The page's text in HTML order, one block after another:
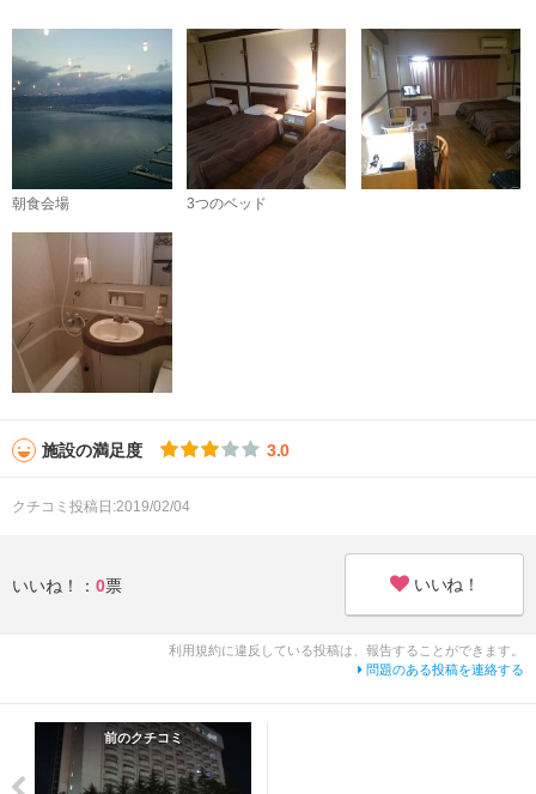
朝食会場 3つのベッド
施設の満足度 3.0
クチコミ投稿日:2019/02/04
いいね！： 0票 いいね！
利用規約に違反している投稿は、報告することができます。
問題のある投稿を連絡する
前のクチコミ